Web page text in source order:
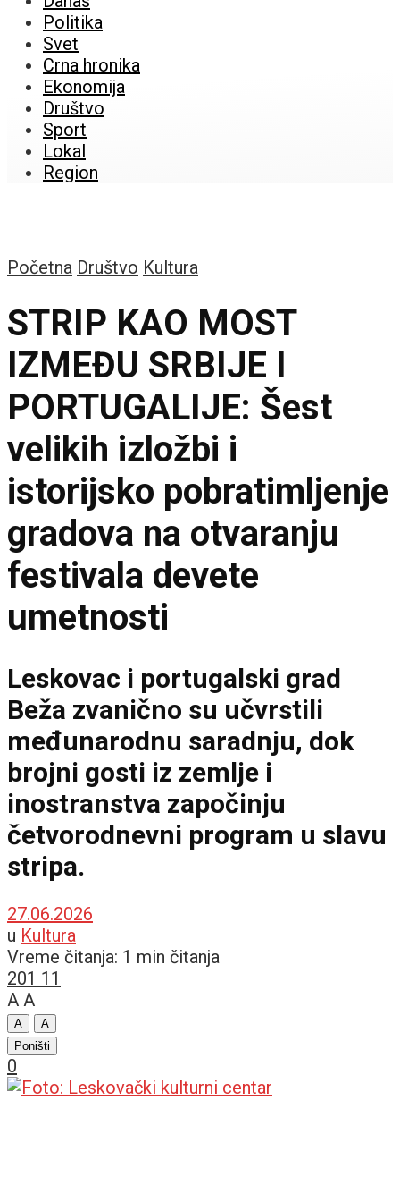
Politika
Svet
Crna hronika
Ekonomija
Društvo
Sport
Lokal
Region
Početna Društvo Kultura
STRIP KAO MOST
IZMEĐU SRBIJE I
PORTUGALIJE: Šest
velikih izložbi i
istorijsko pobratimljenje
gradova na otvaranju
festivala devete
umetnosti
Leskovac i portugalski grad
Beža zvanično su učvrstili
međunarodnu saradnju, dok
brojni gosti iz zemlje i
inostranstva započinju
četvorodnevni program u slavu
stripa.
27.06.2026
u Kultura
Vreme čitanja: 1 min čitanja
201 11
A A
A
A
Poništi
0